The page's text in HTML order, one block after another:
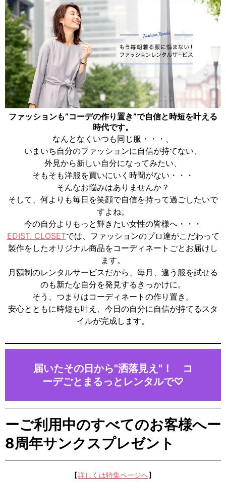
ファッションも”コーデの作り置き”で自信と時短を叶える
時代です。
なんとなくいつも同じ服・・・、
いまいち自分のファッションに自信が持てない、
外見から新しい自分になってみたい、
そもそも洋服を買いにいく時間がない・・・
そんなお悩みはありませんか？
そして、何よりも毎日を笑顔で自信を持って過ごしたいで
すよね。
今の自分よりもっと輝きたい女性の皆様へ・・・
EDIST. CLOSETでは、ファッションのプロ達がこだわって
製作をしたオリジナル商品をコーディネートごと お届けし
ます。
月額制のレンタルサービスだから、毎月、 違う服を試せる
のも新たな自分を発見するきっかけに。
そう、つまりはコーディネートの作り置き 。
安心とともに時短も叶え、今日の自分に自信が持てるスタ
イルが完成します。
届いたその日から"洒落見え"！ コ
ーデごとまるっとレンタルで♡
ーご利用中のすべてのお客様へー
8周年サンクスプレゼント
【詳しくは特集ページへ】